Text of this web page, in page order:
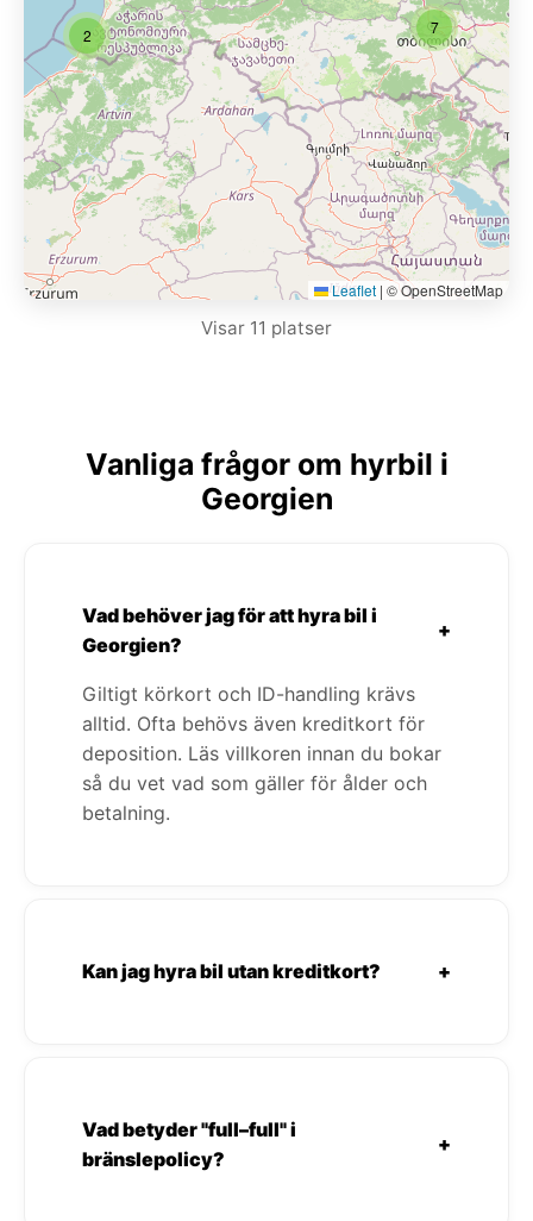
7
2
Leaflet | © OpenStreetMap
Visar 11 platser
Vanliga frågor om hyrbil i
Georgien
Vad behöver jag för att hyra bil i
Georgien?
+
Giltigt körkort och ID-handling krävs
alltid. Ofta behövs även kreditkort för
deposition. Läs villkoren innan du bokar
så du vet vad som gäller för ålder och
betalning.
Kan jag hyra bil utan kreditkort? +
Vad betyder "full–full" i
bränslepolicy?
+